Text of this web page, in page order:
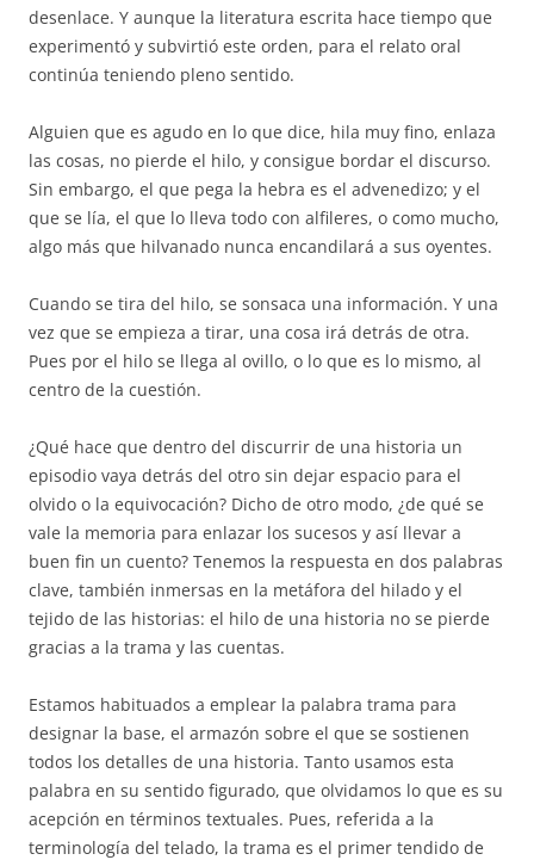
desenlace. Y aunque la literatura escrita hace tiempo que
experimentó y subvirtió este orden, para el relato oral
continúa teniendo pleno sentido.
Alguien que es agudo en lo que dice, hila muy fino, enlaza
las cosas, no pierde el hilo, y consigue bordar el discurso.
Sin embargo, el que pega la hebra es el advenedizo; y el
que se lía, el que lo lleva todo con alfileres, o como mucho,
algo más que hilvanado nunca encandilará a sus oyentes.
Cuando se tira del hilo, se sonsaca una información. Y una
vez que se empieza a tirar, una cosa irá detrás de otra.
Pues por el hilo se llega al ovillo, o lo que es lo mismo, al
centro de la cuestión.
¿Qué hace que dentro del discurrir de una historia un
episodio vaya detrás del otro sin dejar espacio para el
olvido o la equivocación? Dicho de otro modo, ¿de qué se
vale la memoria para enlazar los sucesos y así llevar a
buen fin un cuento? Tenemos la respuesta en dos palabras
clave, también inmersas en la metáfora del hilado y el
tejido de las historias: el hilo de una historia no se pierde
gracias a la trama y las cuentas.
Estamos habituados a emplear la palabra trama para
designar la base, el armazón sobre el que se sostienen
todos los detalles de una historia. Tanto usamos esta
palabra en su sentido figurado, que olvidamos lo que es su
acepción en términos textuales. Pues, referida a la
terminología del telado, la trama es el primer tendido de